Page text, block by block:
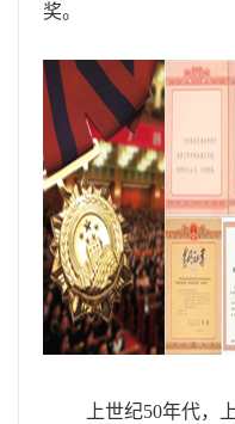
奖。
上世纪50年代，